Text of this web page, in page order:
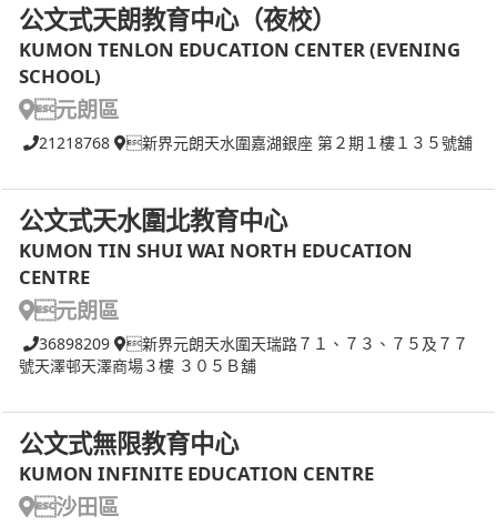
公文式天朗教育中心（夜校）
KUMON TENLON EDUCATION CENTER (EVENING
SCHOOL)
元朗區
21218768 新界元朗天水圍嘉湖銀座 第２期１樓１３５號舖
公文式天水圍北教育中心
KUMON TIN SHUI WAI NORTH EDUCATION
CENTRE
元朗區
36898209
新界元朗天水圍天瑞路７１、７３、７５及７７
號天澤邨天澤商場３樓 ３０５Ｂ舖
公文式無限教育中心
KUMON INFINITE EDUCATION CENTRE
沙田區